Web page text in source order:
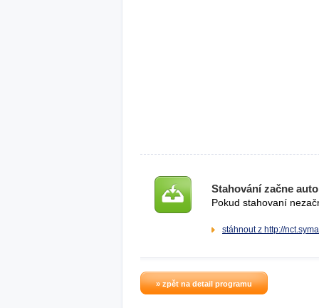
Stahování začne
Pokud stahovaní
stáhnout z http://
» zpět na detail programu